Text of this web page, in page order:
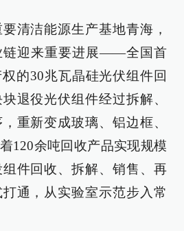
清洁能源生产基地青海，
链迎来重要进展——全国首
的30兆瓦晶硅光伏组件回
退役光伏组件经过拆解、
重新变成玻璃、铝边框、
120余吨回收产品实现规模
件回收、拆解、销售、再
通，从实验室示范步入常